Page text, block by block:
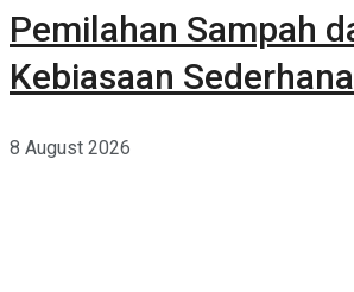
Pemilahan Sampah
Kebiasaan
8 August 2026